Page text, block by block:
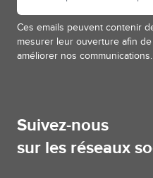
Ces emails peuvent contenir
mesurer leur ouverture afin
améliorer nos communications.
Suivez-nous
sur les réseaux